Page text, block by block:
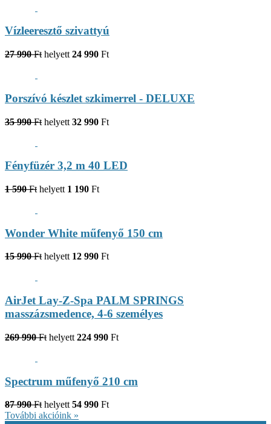
Vízleeresztő szivattyú
27 990 Ft helyett 24 990 Ft
Porszívó készlet szkimerrel - DELUXE
35 990 Ft helyett 32 990 Ft
Fényfüzér 3,2 m 40 LED
1 590 Ft helyett 1 190 Ft
Wonder White műfenyő 150 cm
15 990 Ft helyett 12 990 Ft
AirJet Lay-Z-Spa PALM SPRINGS
masszázsmedence, 4-6 személyes
269 990 Ft helyett 224 990 Ft
Spectrum műfenyő 210 cm
87 990 Ft helyett 54 990 Ft
További akcióink »